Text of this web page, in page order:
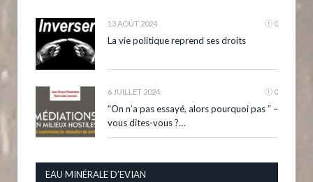
13 AOÛT 2024 0
La vie politique reprend ses droits
6 JUILLET 2024 0
“On n’a pas essayé, alors pourquoi pas ” –
vous dites-vous ?…
EAU MINÉRALE D’EVIAN